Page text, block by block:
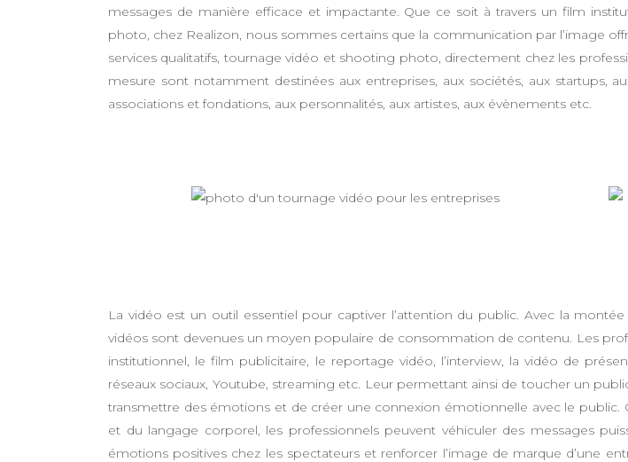
messages de manière efficace et impactante. Que ce soit à travers un film
photo, chez Realizon, nous sommes certains que la communication par l’image
services qualitatifs, tournage vidéo et shooting photo, directement chez les
mesure sont notamment destinées aux entreprises, aux sociétés, aux startups,
associations et fondations, aux personnalités, aux artistes, aux évènements etc.
La vidéo est un outil essentiel pour captiver l’attention du public. Avec la
vidéos sont devenues un moyen populaire de consommation de contenu. Les
institutionnel, le film publicitaire, le reportage vidéo, l’interview, la vidéo de
réseaux sociaux, Youtube, streaming etc. Leur permettant ainsi de toucher un
transmettre des émotions et de créer une connexion émotionnelle avec le public.
et du langage corporel, les professionnels peuvent véhiculer des messages
émotions positives chez les spectateurs et renforcer l’image de marque d’une